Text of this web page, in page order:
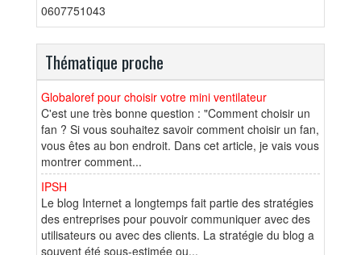
0607751043
Thématique proche
Globaloref pour choisir votre mini ventilateur
C'est une très bonne question : "Comment choisir un
fan ? Si vous souhaitez savoir comment choisir un fan,
vous êtes au bon endroit. Dans cet article, je vais vous
montrer comment...
IPSH
Le blog Internet a longtemps fait partie des stratégies
des entreprises pour pouvoir communiquer avec des
utilisateurs ou avec des clients. La stratégie du blog a
souvent été sous-estimée ou...